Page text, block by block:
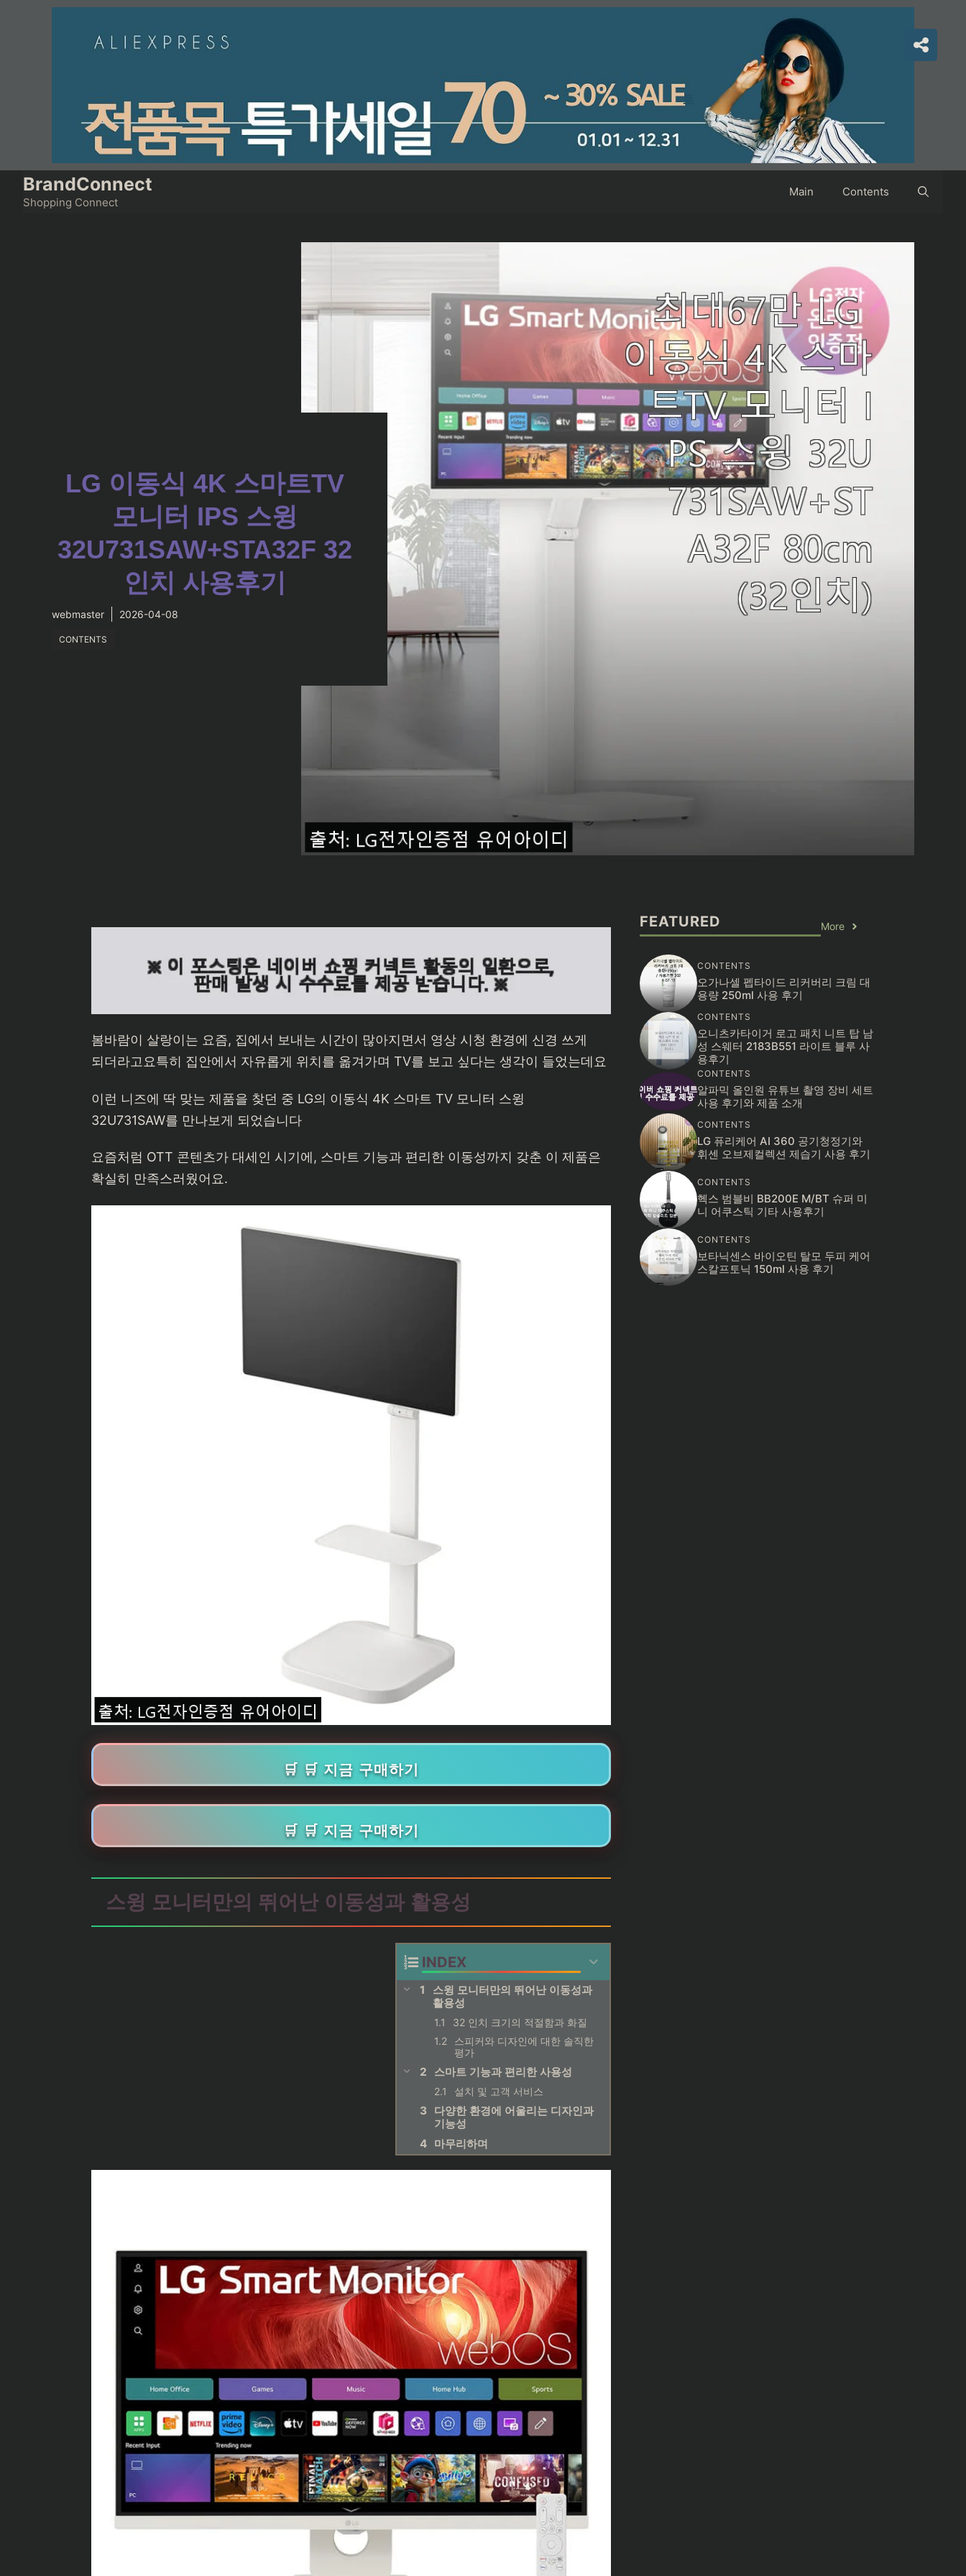
BrandConnect
Shopping Connect
Main Contents
LG 이동식 4K 스마트TV
모니터 IPS 스윙
32U731SAW+STA32F 32
인치 사용후기
webmaster 2026-04-08
CONTENTS
봄바람이 살랑이는 요즘, 집에서 보내는 시간이 많아지면서 영상 시청 환경에 신경 쓰게
되더라고요특히 집안에서 자유롭게 위치를 옮겨가며 TV를 보고 싶다는 생각이 들었는데요
이런 니즈에 딱 맞는 제품을 찾던 중 LG의 이동식 4K 스마트 TV 모니터 스윙
32U731SAW를 만나보게 되었습니다
요즘처럼 OTT 콘텐츠가 대세인 시기에, 스마트 기능과 편리한 이동성까지 갖춘 이 제품은
확실히 만족스러웠어요.
🛒 🛒 지금 구매하기
🛒 🛒 지금 구매하기
스윙 모니터만의 뛰어난 이동성과 활용성
INDEX
스윙 모니터만의 뛰어난 이동성과
활용성
32 인치 크기의 적절함과 화질
스피커와 디자인에 대한 솔직한
평가
스마트 기능과 편리한 사용성
설치 및 고객 서비스
다양한 환경에 어울리는 디자인과
기능성
마무리하며
FEATURED More
CONTENTS
오가나셀 펩타이드 리커버리 크림 대
용량 250ml 사용 후기
CONTENTS
오니츠카타이거 로고 패치 니트 탑 남
성 스웨터 2183B551 라이트 블루 사
용후기
CONTENTS
알파믹 올인원 유튜브 촬영 장비 세트
사용 후기와 제품 소개
CONTENTS
LG 퓨리케어 AI 360 공기청정기와
휘센 오브제컬렉션 제습기 사용 후기
CONTENTS
헥스 범블비 BB200E M/BT 슈퍼 미
니 어쿠스틱 기타 사용후기
CONTENTS
보타닉센스 바이오틴 탈모 두피 케어
스칼프토닉 150ml 사용 후기